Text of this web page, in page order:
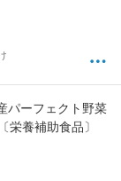
パーフェクト野菜
栄養補助食品〕